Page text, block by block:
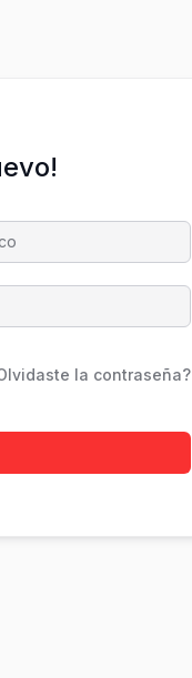
la contraseña?